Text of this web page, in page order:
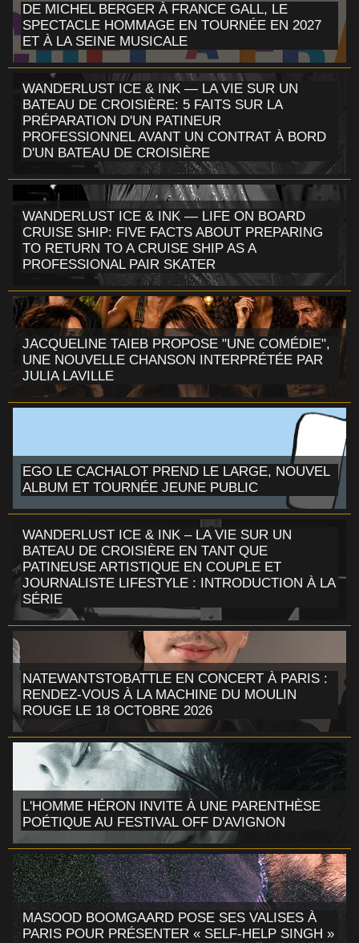
DE MICHEL BERGER À FRANCE GALL, LE
SPECTACLE HOMMAGE EN TOURNÉE EN 2027
ET À LA SEINE MUSICALE
WANDERLUST ICE & INK — LA VIE SUR UN
BATEAU DE CROISIÈRE: 5 FAITS SUR LA
PRÉPARATION D'UN PATINEUR
PROFESSIONNEL AVANT UN CONTRAT À BORD
D'UN BATEAU DE CROISIÈRE
WANDERLUST ICE & INK — LIFE ON BOARD
CRUISE SHIP: FIVE FACTS ABOUT PREPARING
TO RETURN TO A CRUISE SHIP AS A
PROFESSIONAL PAIR SKATER
JACQUELINE TAIEB PROPOSE "UNE COMÉDIE",
UNE NOUVELLE CHANSON INTERPRÉTÉE PAR
JULIA LAVILLE
EGO LE CACHALOT PREND LE LARGE, NOUVEL
ALBUM ET TOURNÉE JEUNE PUBLIC
WANDERLUST ICE & INK – LA VIE SUR UN
BATEAU DE CROISIÈRE EN TANT QUE
PATINEUSE ARTISTIQUE EN COUPLE ET
JOURNALISTE LIFESTYLE : INTRODUCTION À LA
SÉRIE
NATEWANTSTOBATTLE EN CONCERT À PARIS :
RENDEZ-VOUS À LA MACHINE DU MOULIN
ROUGE LE 18 OCTOBRE 2026
L'HOMME HÉRON INVITE À UNE PARENTHÈSE
POÉTIQUE AU FESTIVAL OFF D'AVIGNON
MASOOD BOOMGAARD POSE SES VALISES À
PARIS POUR PRÉSENTER « SELF-HELP SINGH »